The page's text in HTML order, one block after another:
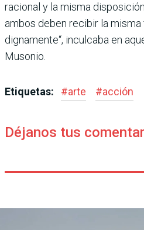
racional y la misma
ambos deben recibir la
dignamente“, inculcaba en
Musonio.
Etiquetas: #arte #acción
Déjanos tus